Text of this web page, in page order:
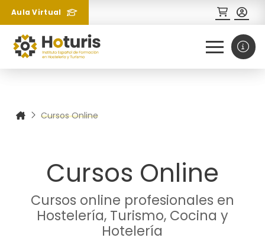
Aula Virtual
Cursos Online
Cursos Online
Cursos online profesionales en
Hostelería, Turismo, Cocina y
Hotelería
sobre un curso?